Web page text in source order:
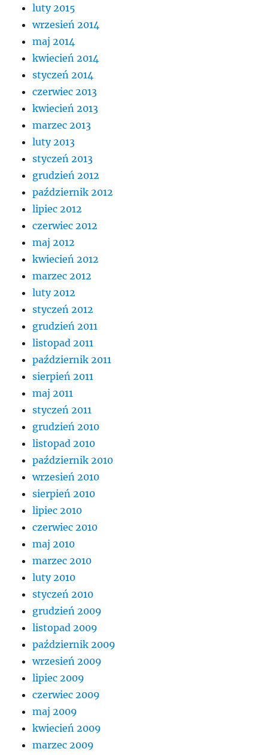
luty 2015
wrzesień 2014
maj 2014
kwiecień 2014
styczeń 2014
czerwiec 2013
kwiecień 2013
marzec 2013
luty 2013
styczeń 2013
grudzień 2012
październik 2012
lipiec 2012
czerwiec 2012
maj 2012
kwiecień 2012
marzec 2012
luty 2012
styczeń 2012
grudzień 2011
listopad 2011
październik 2011
sierpień 2011
maj 2011
styczeń 2011
grudzień 2010
listopad 2010
październik 2010
wrzesień 2010
sierpień 2010
lipiec 2010
czerwiec 2010
maj 2010
marzec 2010
luty 2010
styczeń 2010
grudzień 2009
listopad 2009
październik 2009
wrzesień 2009
lipiec 2009
czerwiec 2009
maj 2009
kwiecień 2009
marzec 2009